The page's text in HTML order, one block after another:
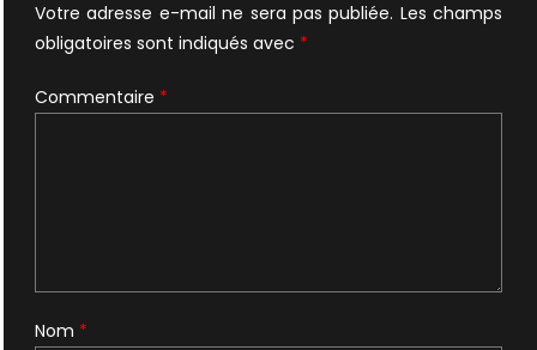
Votre adresse e-mail ne sera pas publiée. Les champs
obligatoires sont indiqués avec *
Commentaire *
Nom *